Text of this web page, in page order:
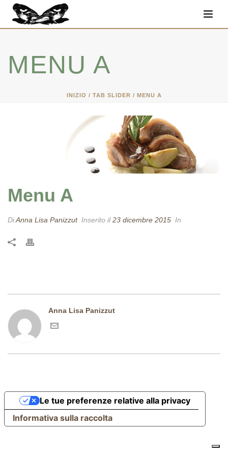
MENU A
INIZIO / TAB SLIDER / MENU A
Menu A
DiAnna Lisa Panizzut Inserito il23 dicembre 2015 In
Anna Lisa Panizzut
Informativa sulla raccolta
Le tue preferenze relative alla privacy